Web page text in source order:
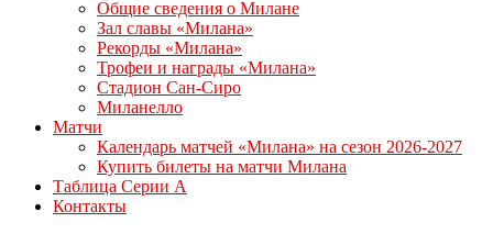
Общие сведения о Милане
Зал славы «Милана»
Рекорды «Милана»
Трофеи и награды «Милана»
Стадион Сан-Сиро
Миланелло
Матчи
Календарь матчей «Милана» на сезон 2026-2027
Купить билеты на матчи Милана
Таблица Серии А
Контакты